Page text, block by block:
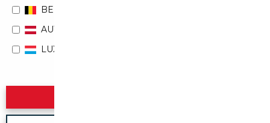
BELGIQUE
AUTRICHE
LUXEMBOURG